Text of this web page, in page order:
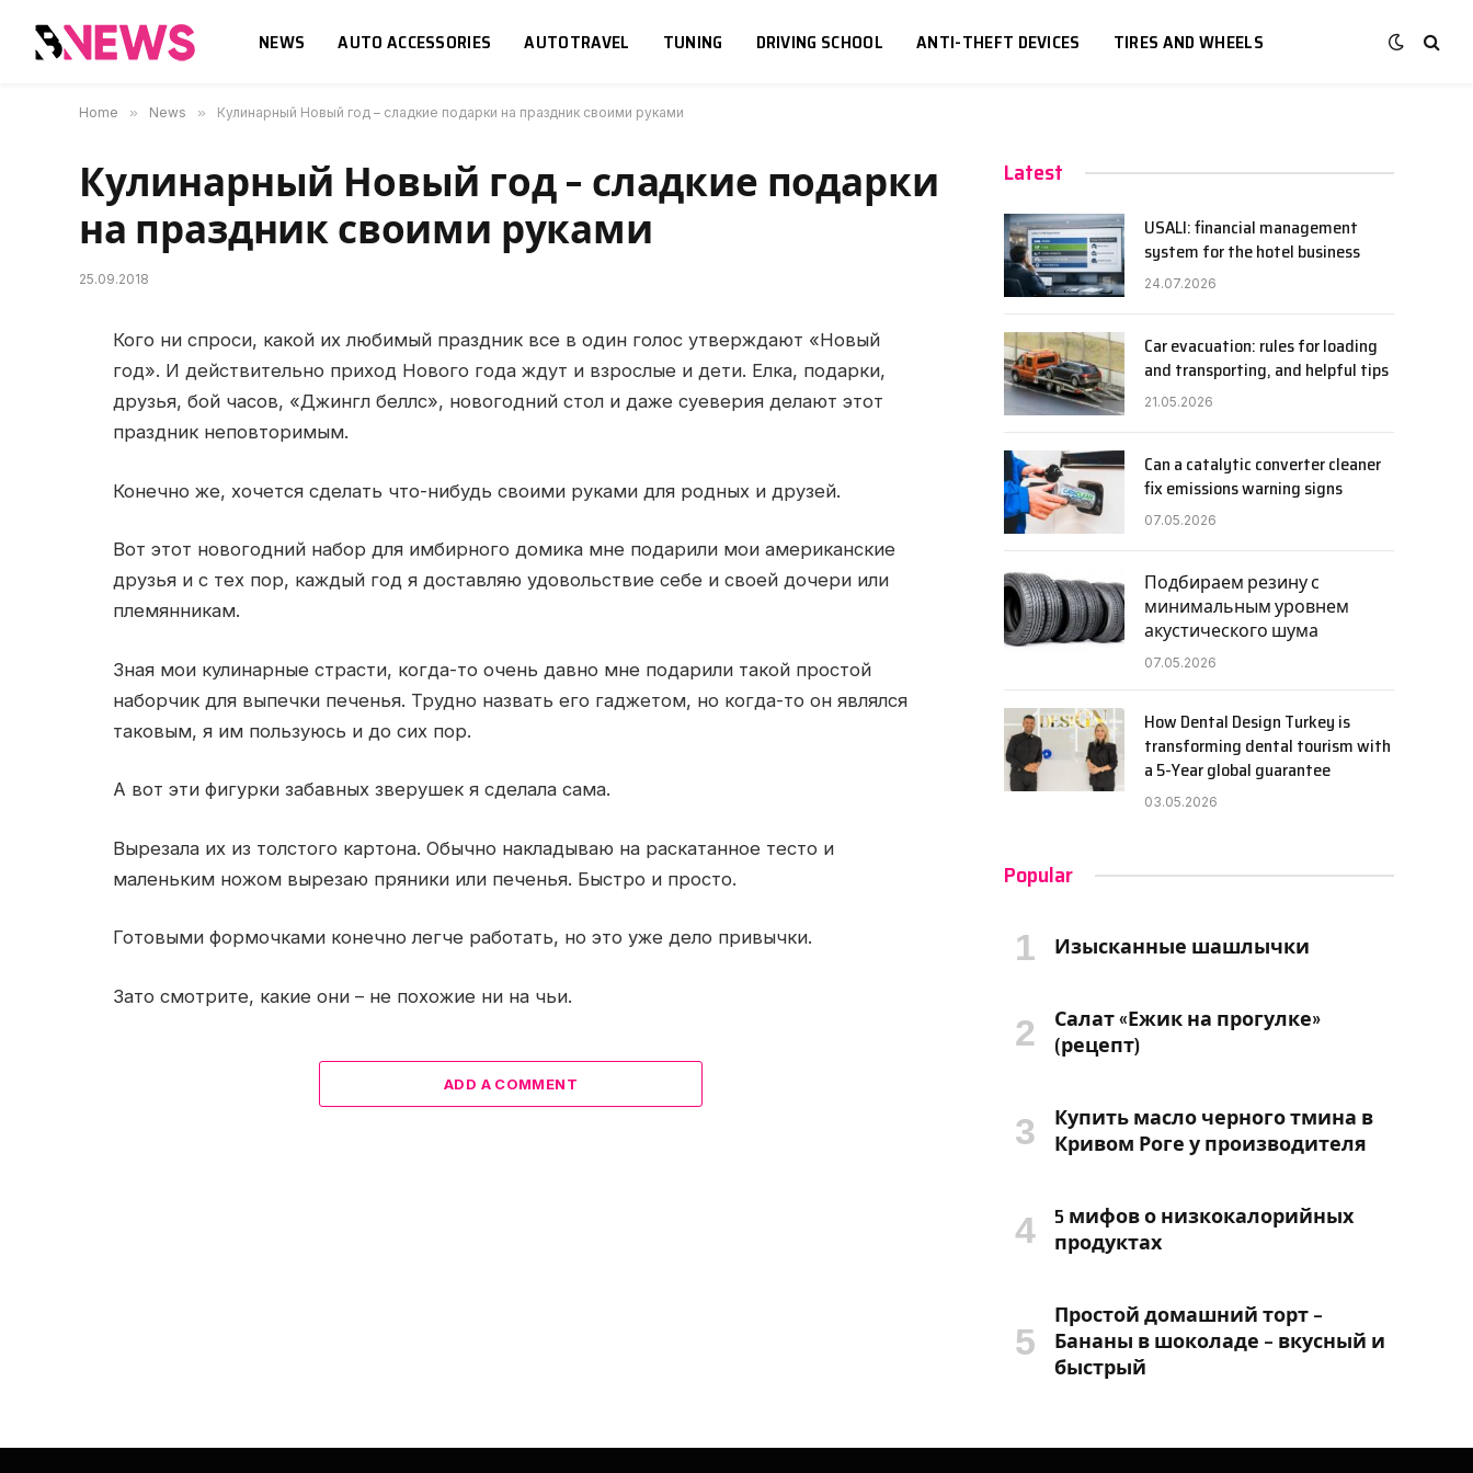
NEWS AUTO ACCESSORIES AUTOTRAVEL TUNING DRIVING SCHOOL ANTI-THEFT DEVICES TIRES AND WHEELS
Home » News » Кулинарный Новый год – сладкие подарки на праздник своими руками
Кулинарный Новый год – сладкие подарки
на праздник своими руками
25.09.2018
Кого ни спроси, какой их любимый праздник все в один голос утверждают «Новый
год». И действительно приход Нового года ждут и взрослые и дети. Елка, подарки,
друзья, бой часов, «Джингл беллc», новогодний стол и даже суеверия делают этот
праздник неповторимым.
Конечно же, хочется сделать что-нибудь своими руками для родных и друзей.
Вот этот новогодний набор для имбирного домика мне подарили мои американские
друзья и с тех пор, каждый год я доставляю удовольствие себе и своей дочери или
племянникам.
Зная мои кулинарные страсти, когда-то очень давно мне подарили такой простой
наборчик для выпечки печенья. Трудно назвать его гаджетом, но когда-то он являлся
таковым, я им пользуюсь и до сих пор.
А вот эти фигурки забавных зверушек я сделала сама.
Вырезала их из толстого картона. Обычно накладываю на раскатанное тесто и
маленьким ножом вырезаю пряники или печенья. Быстро и просто.
Готовыми формочками конечно легче работать, но это уже дело привычки.
Зато смотрите, какие они – не похожие ни на чьи.
ADD A COMMENT
Latest
USALI: financial management
system for the hotel business
24.07.2026
Car evacuation: rules for loading
and transporting, and helpful tips
21.05.2026
Can a catalytic converter cleaner
fix emissions warning signs
07.05.2026
Подбираем резину с
минимальным уровнем
акустического шума
07.05.2026
How Dental Design Turkey is
transforming dental tourism with
a 5-Year global guarantee
03.05.2026
Popular
Изысканные шашлычки
Салат «Ежик на прогулке»
(рецепт)
Купить масло черного тмина в
Кривом Роге у производителя
5 мифов о низкокалорийных
продуктах
Простой домашний торт –
Бананы в шоколаде – вкусный и
быстрый